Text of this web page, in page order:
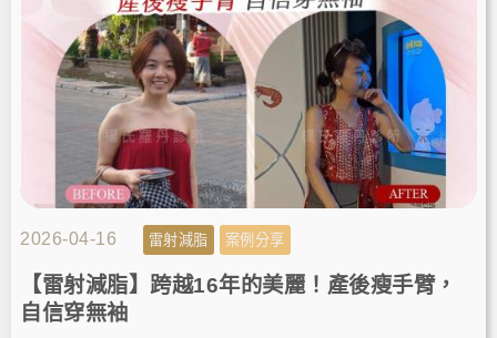
2026-04-16 雷射減脂 案例分享
【雷射減脂】跨越16年的美麗！產後瘦手臂，
自信穿無袖